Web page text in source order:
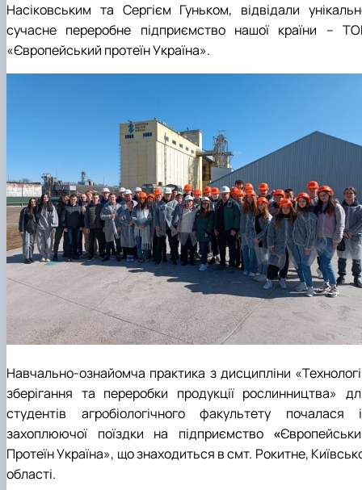
практики
Насіковським та Сергієм Гуньком, відвідали
сучасне переробне підприємство нашої країни –
«Європейський протеїн Україна».
Навчально-ознайомча практика з дисципліни
зберігання та переробки продукції рослинництва»
студентів агробіологічного факультету почалася
захоплюючої поїздки на підприємство «
Протеїн Україна», що знаходиться в смт. Рокитне,
області.